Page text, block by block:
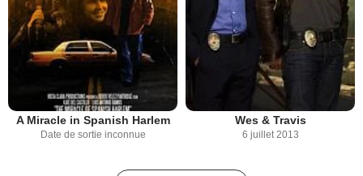
A Miracle in Spanish Harlem
Date de sortie inconnue
Wes & Travis
6 juillet 2013